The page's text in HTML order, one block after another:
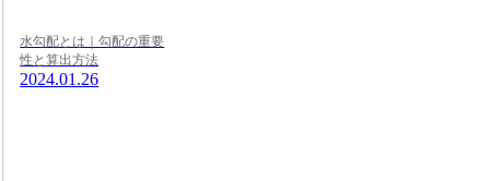
水勾配とは｜勾配の重要
性と算出方法
2024.01.26